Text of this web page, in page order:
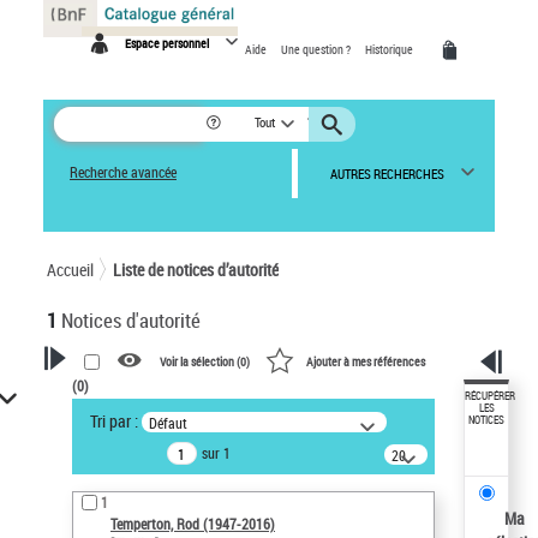
Espace personnel Aide Une question ? Historique
Tout
Recherche avancée AUTRES RECHERCHES
Accueil Liste de notices d’autorité
1 Notices d'autorité
VOTRE RECHERCHE
Recherche avancée dans les
notices d’autorité
Œuvres liées à l'auteur :
Temperton, Rod (1947-2016)
Voir la sélection (0) Ajouter à mes références
(0)
Tri par : Défaut
sur 1
20
résultats/page
1
Temperton, Rod (1947-2016)
RÉCUPÉRER
LES
NOTICES
Ma
Panneau de gestion des cookies